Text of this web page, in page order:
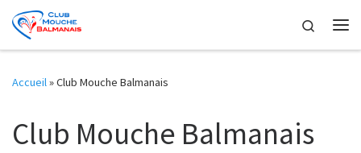
Skip to content
Search
Accueil»Club Mouche Balmanais
Club Mouche Balmanais